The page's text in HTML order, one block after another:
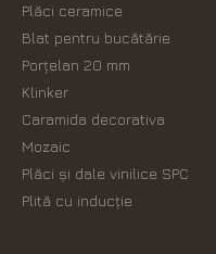
Plăci ceramice
Blat pentru bucătărie
Porțelan 20 mm
Klinker
Caramida decorativa
Mozaic
Plăci şi dale vinilice SPC
Plită cu inducție